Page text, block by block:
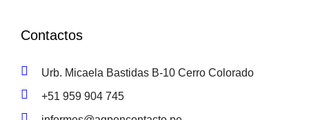
Contactos
Urb. Micaela Bastidas B-10 Cerro Colorado
+51 959 904 745